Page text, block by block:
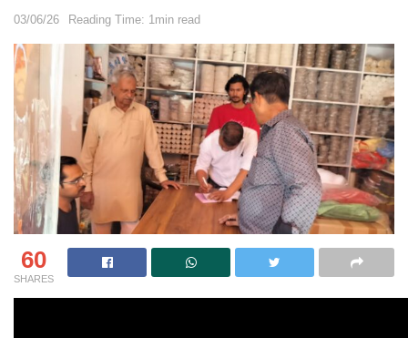
03/06/26 Reading Time: 1min read
60
SHARES